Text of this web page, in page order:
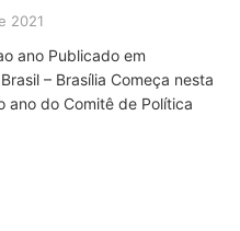
2021
ano Publicado em
– Brasília Começa nesta
ano do Comitê de Política